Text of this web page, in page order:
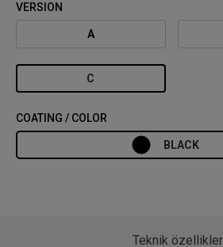
VERSION
A
C
COATING / COLOR
BLACK